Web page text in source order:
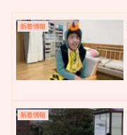
新着情報
新着情報